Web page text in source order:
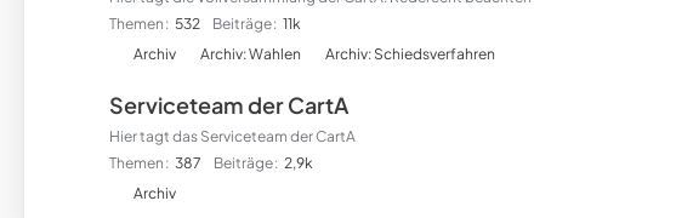
e
Themen
532 Beiträge 11k
t
e
r
Archiv Archiv: Wahlen Archiv: Schiedsverfahren
Serviceteam der CartA
Hier tagt das Serviceteam der CartA
Themen
387 Beiträge 2,9k
Archiv